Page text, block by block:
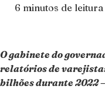
6 minutos de leitura
O gabinete do
relatórios de
bilhões durante 2022